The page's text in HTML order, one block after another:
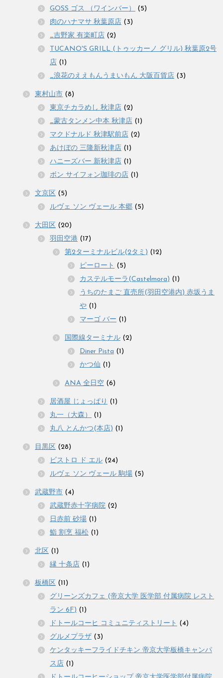
GOSS ゴス （ワインバー）
(5)
肉のハナマサ 秋葉原店 (3)
_吉野家 有楽町店 (2)
TUCANO'S GRILL (トゥッカーノ グリル) 秋葉原2号
店 (1)
_浪花のええもんうまいもん 大阪百貨店 (3)
東村山市 (8)
東京チカラめし 秋津店 (2)
_蒙古タンメン中本 秋津店 (1)
マクドナルド 秋津駅前店 (2)
あけぼの 三隆新秋津店 (1)
ハニーズバー 新秋津店 (1)
ボン サイフォン珈琲の店 (1)
文京区 (5)
ルヴェ ソン ヴェール 本郷 (5)
大田区 (20)
羽田空港 (17)
第2ターミナルビル(2タミ) (12)
ピーロート (5)
カステルモーラ(Castelmora) (1)
うちのたまご 直売所(羽田空港内) 赤坂うま
や (1)
マーゴ バー (1)
国際線ターミナル (2)
Diner Pista (1)
かつ仙 (1)
ANA 全日空 (6)
居酒屋 じょっぱり (1)
丸一（大森）
(1)
丸八 とんかつ(本店) (1)
目黒区 (28)
ビストロ ド エル (24)
ルヴェ ソン ヴェール 駒場 (5)
武蔵野市 (4)
武蔵野赤十字病院 (2)
日赤前 砂場 (1)
鮨 割烹 福松 (1)
北区 (1)
縁 十条店 (1)
板橋区 (11)
グリーンズカフェ (帝京大学 医学部 付属病院 レスト
ラン 6F) (1)
ドトールコーヒ コミュニティストリート (4)
グルメプラザ (3)
ケンタッキーフライドチキン 帝京大学板橋キャンパ
ス店 (1)